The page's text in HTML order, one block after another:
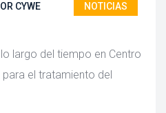
CYWE NOTICIAS
largo del tiempo en Centro
el tratamiento del